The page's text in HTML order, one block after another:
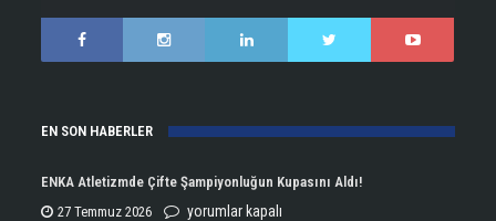
EN SON HABERLER
ENKA Atletizmde Çifte Şampiyonluğun Kupasını Aldı!
27 Temmuz 2026
ENKA
yorumlar kapalı